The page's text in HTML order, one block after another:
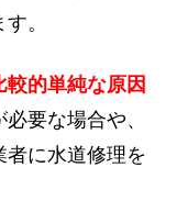
。
的単純な原因
要な場合や、
者に水道修理を